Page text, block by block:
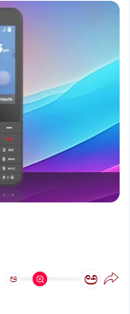
ಅ ಅ